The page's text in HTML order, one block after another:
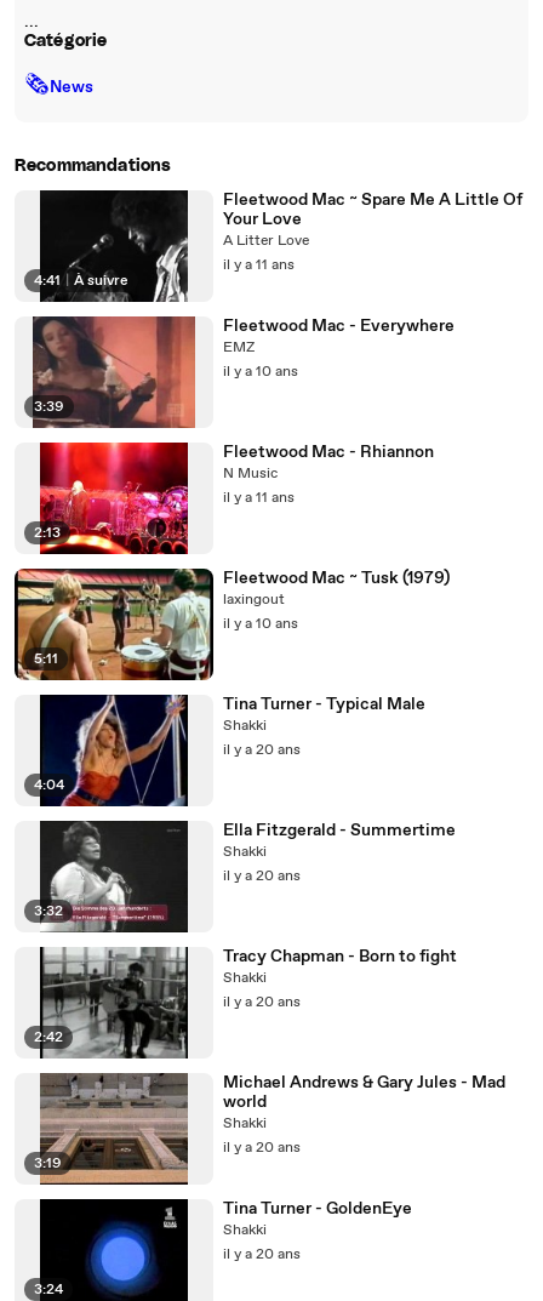
...
Catégorie
🗞News
Recommandations
4:41 À suivre
Fleetwood Mac ~ Spare Me A Little Of
Your Love
A Litter Love
il y a 11 ans
3:39
Fleetwood Mac - Everywhere
EMZ
il y a 10 ans
2:13
Fleetwood Mac - Rhiannon
N Music
il y a 11 ans
5:11
Fleetwood Mac ~ Tusk (1979)
laxingout
il y a 10 ans
4:04
Tina Turner - Typical Male
Shakki
il y a 20 ans
3:32
Ella Fitzgerald - Summertime
Shakki
il y a 20 ans
2:42
Tracy Chapman - Born to fight
Shakki
il y a 20 ans
3:19
Michael Andrews & Gary Jules - Mad
world
Shakki
il y a 20 ans
3:24
Tina Turner - GoldenEye
Shakki
il y a 20 ans